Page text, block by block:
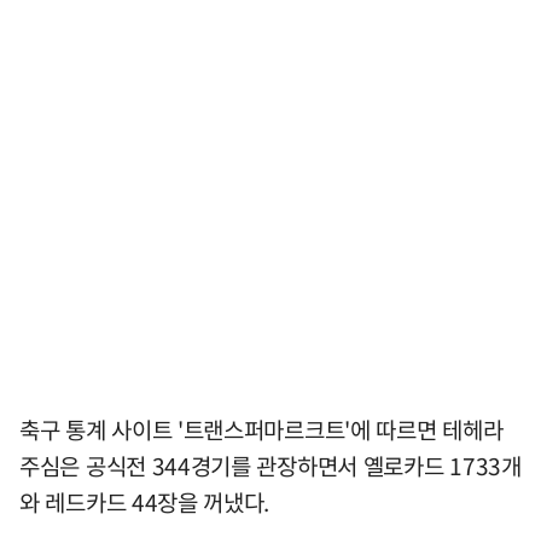
축구 통계 사이트 '트랜스퍼마르크트'에 따르면 테헤라
주심은 공식전 344경기를 관장하면서 옐로카드 1733개
와 레드카드 44장을 꺼냈다.